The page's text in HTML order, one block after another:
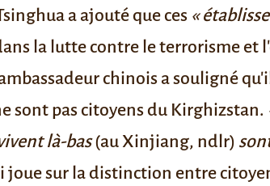
a ajouté que ces «
la lutte contre le terrorisme et
chinois a souligné
sont pas citoyens du Kirghizstan.
là-bas(au Xinjiang, ndlr)
sur la distinction entre